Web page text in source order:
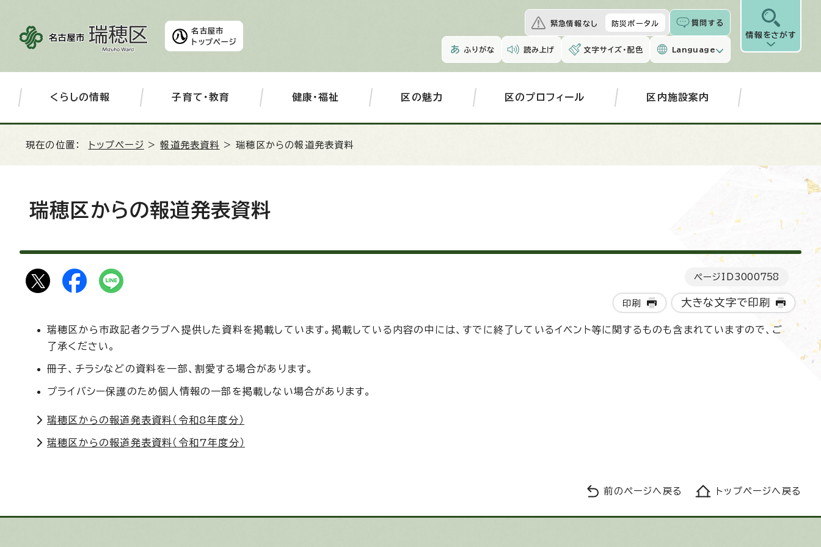
名古屋市
トップページ
緊急情報なし 防災ポータル 質問する
ふりがな 読み上げ 文字サイズ・配色 Language
情報をさがす
くらしの情報 子育て・教育 健康・福祉 区の魅力 区のプロフィール 区内施設案内
現在の位置： トップページ >報道発表資料 > 瑞穂区からの報道発表資料
瑞穂区からの報道発表資料
ページID 3000758
印刷 大きな文字で印刷
瑞穂区から市政記者クラブへ提供した資料を掲載しています。掲載している内容の中には、すでに終了しているイベント等に関するものも含まれていますので、ご
了承ください。
冊子、チラシなどの資料を一部、割愛する場合があります。
プライバシー保護のため個人情報の一部を掲載しない場合があります。
瑞穂区からの報道発表資料（令和8年度分）
瑞穂区からの報道発表資料（令和7年度分）
前のページへ戻る トップページへ戻る